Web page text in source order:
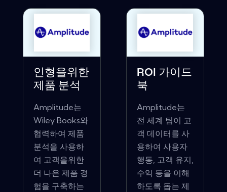
인형을위한
제품 분석
Amplitude는
Wiley Books와
협력하여 제품
분석을 사용하
여 고객을위한
더 나은 제품 경
험을 구축하는
ROI 가이드
북
Amplitude는
전 세계 팀이 고
객 데이터를 사
용하여 사용자
행동, 고객 유지,
수익 등을 이해
하도록 돕는 제